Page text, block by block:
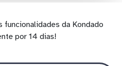
funcionalidades da Kondado
por 14 dias!